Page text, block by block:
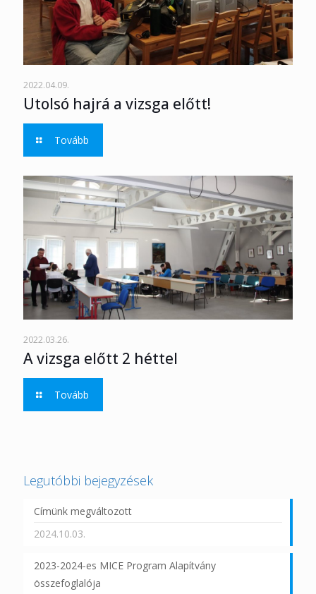
2022.04.09.
Utolsó hajrá a vizsga előtt!
Tovább
2022.03.26.
A vizsga előtt 2 héttel
Tovább
Legutóbbi bejegyzések
Címünk megváltozott
2024.10.03.
2023-2024-es MICE Program Alapítvány
összefoglalója